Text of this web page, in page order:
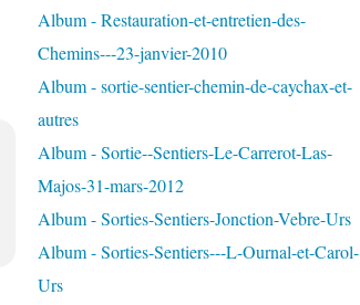
Album - Restauration-et-entretien-des-
Chemins---23-janvier-2010
Album - sortie-sentier-chemin-de-caychax-et-
autres
Album - Sortie--Sentiers-Le-Carrerot-Las-
Majos-31-mars-2012
Album - Sorties-Sentiers-Jonction-Vebre-Urs
Album - Sorties-Sentiers---L-Ournal-et-Carol-
Urs